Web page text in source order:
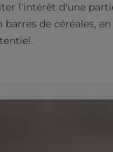
l'intérêt d'une
de céréales,